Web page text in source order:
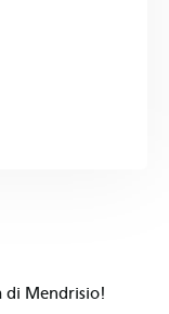
di Mendrisio!